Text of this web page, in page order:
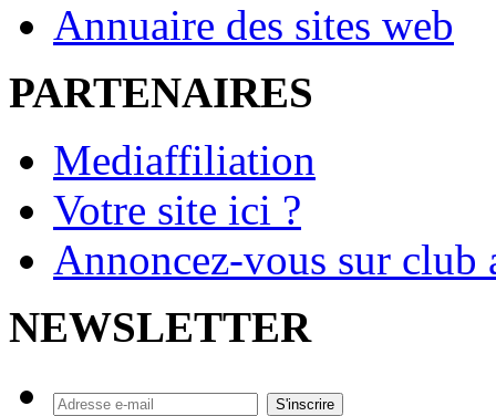
Annuaire des sites web
PARTENAIRES
Mediaffiliation
Votre site ici ?
Annoncez-vous sur
NEWSLETTER